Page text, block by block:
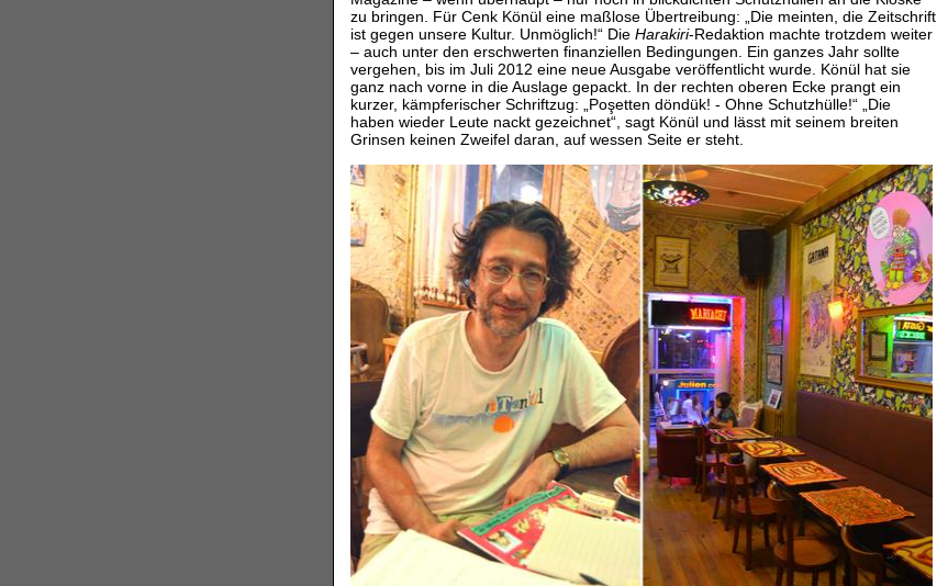
zu bringen. Für Cenk Könül eine maßlose Übertreibung: „Die meinten, die Zeitschrift
ist gegen unsere Kultur. Unmöglich!“ Die Harakiri-Redaktion machte trotzdem weiter
– auch unter den erschwerten finanziellen Bedingungen. Ein ganzes Jahr sollte
vergehen, bis im Juli 2012 eine neue Ausgabe veröffentlicht wurde. Könül hat sie
ganz nach vorne in die Auslage gepackt. In der rechten oberen Ecke prangt ein
kurzer, kämpferischer Schriftzug: „Poşetten döndük! - Ohne Schutzhülle!“ „Die
haben wieder Leute nackt gezeichnet“, sagt Könül und lässt mit seinem breiten
Grinsen keinen Zweifel daran, auf wessen Seite er steht.